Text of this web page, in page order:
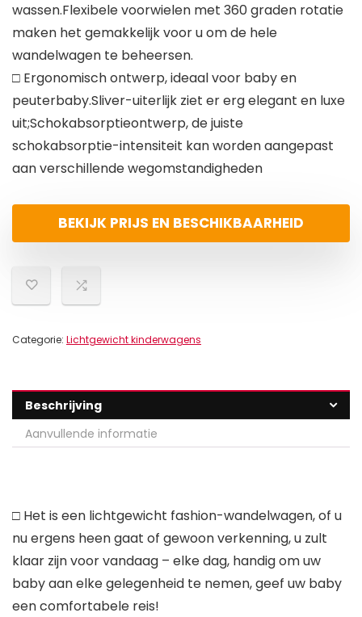
wassen.Flexibele voorwielen met 360 graden rotatie
maken het gemakkelijk voor u om de hele
wandelwagen te beheersen.
□ Ergonomisch ontwerp, ideaal voor baby en
peuterbaby.Sliver-uiterlijk ziet er erg elegant en luxe
uit;Schokabsorptieontwerp, de juiste
schokabsorptie-intensiteit kan worden aangepast
aan verschillende wegomstandigheden
BEKIJK PRIJS EN BESCHIKBAARHEID
Categorie: Lichtgewicht kinderwagens
Beschrijving
Aanvullende informatie
□ Het is een lichtgewicht fashion-wandelwagen, of u
nu ergens heen gaat of gewoon verkenning, u zult
klaar zijn voor vandaag – elke dag, handig om uw
baby aan elke gelegenheid te nemen, geef uw baby
een comfortabele reis!